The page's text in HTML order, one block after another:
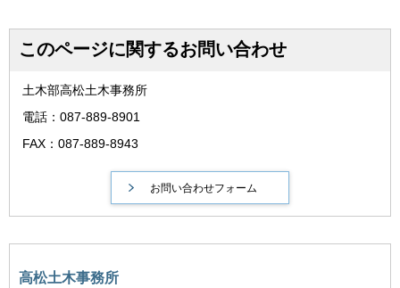
このページに関するお問い合わせ
土木部高松土木事務所
電話：087-889-8901
FAX：087-889-8943
高松土木事務所